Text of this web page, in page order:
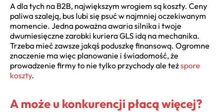
A dla tych na B2B, największym wrogiem są koszty. Ceny
paliwa szaleją, bus lubi się psuć w najmniej oczekiwanym
momencie. Jedna poważna awaria silnika i twoje
dwumiesięczne zarobki kuriera GLS idą na mechanika.
Trzeba mieć zawsze jakąś poduszkę finansową. Ogromne
znaczenie ma więc planowanie i świadomość, że
prowadzenie firmy to nie tylko przychody ale teżspore
koszty.
A może u konkurencji płacą więcej?